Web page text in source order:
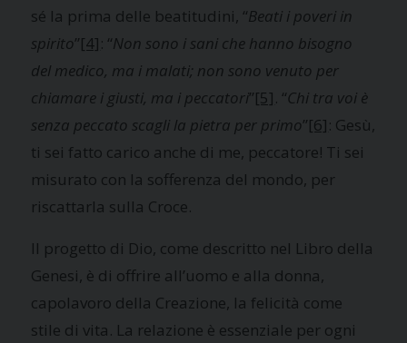
sé la prima delle beatitudini, “Beati i poveri in
spirito”[4]: “Non sono i sani che hanno bisogno
del medico, ma i malati; non sono venuto per
chiamare i giusti, ma i peccatori”[5]. “Chi tra voi è
senza peccato scagli la pietra per primo”[6]: Gesù,
ti sei fatto carico anche di me, peccatore! Ti sei
misurato con la sofferenza del mondo, per
riscattarla sulla Croce.
Il progetto di Dio, come descritto nel Libro della
Genesi, è di offrire all’uomo e alla donna,
capolavoro della Creazione, la felicità come
stile di vita. La relazione è essenziale per ogni